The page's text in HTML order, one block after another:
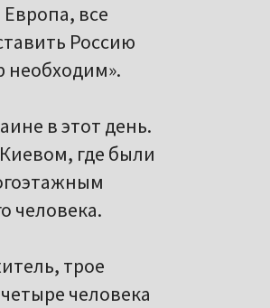
все
Россию
необходим».
в этот день.
где были
человека.
трое
человека